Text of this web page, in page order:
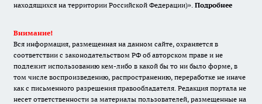
находящихся на территории Российской Федерации)». Подробнее
Внимание!
Вся информация, размещенная на данном сайте, охраняется в
соответствии с законодательством РФ об авторском праве и не
подлежит использованию кем-либо в какой бы то ни было форме, в
том числе воспроизведению, распространению, переработке не иначе
как с письменного разрешения правообладателя. Редакция портала не
несет ответственности за материалы пользователей, размещенные на